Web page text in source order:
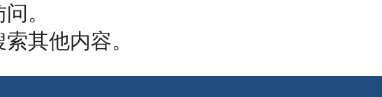
。
其他内容。